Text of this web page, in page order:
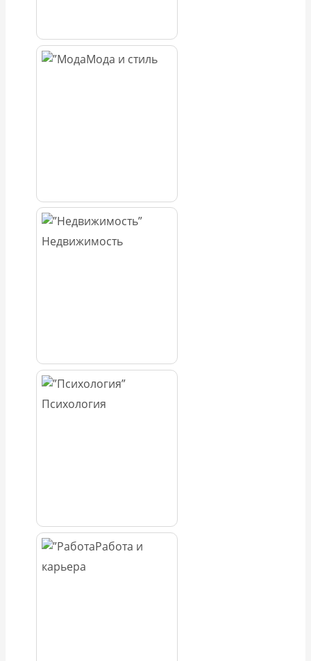
Мода и стиль
Недвижимость
Психология
Работа и
карьера